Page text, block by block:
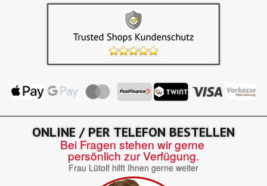
ONLINE / PER TELEFON BESTELLEN
Bei Fragen stehen wir gerne
persönlich zur Verfügung.
Frau Lütolf hilft Ihnen gerne weiter